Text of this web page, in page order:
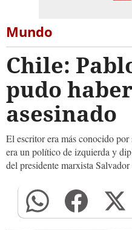
Mundo
Chile:
pudo
asesinado
El escritor era más conocido por
era un político de izquierda y
del presidente marxista